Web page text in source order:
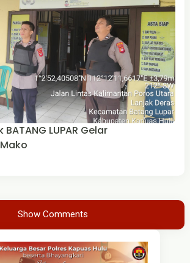
LUPAR Gelar
Show Comments